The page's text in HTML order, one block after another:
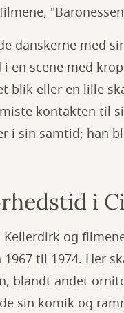
danskerne med
en scene med
blik eller en lille
kontakten til
i sin samtid; han
i
Kellerdirk og
1967 til 1974. Her
blandt andet
sin komik og